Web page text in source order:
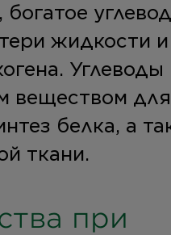
жидкости и
Углеводы
веществом для
белка, а
ткани.
при